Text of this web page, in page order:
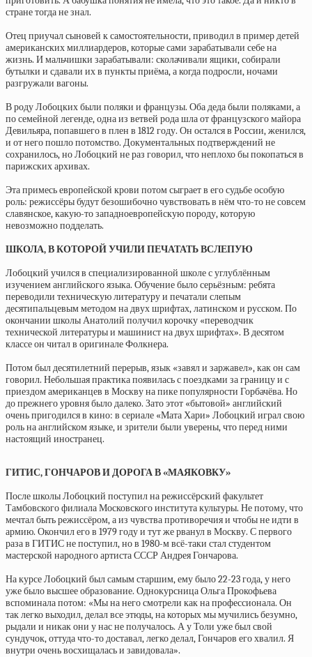
стране тогда не знал.
Отец приучал сыновей к самостоятельности, приводил в пример детей
американских миллиардеров, которые сами зарабатывали себе на
жизнь. И мальчишки зарабатывали: сколачивали ящики, собирали
бутылки и сдавали их в пункты приёма, а когда подросли, ночами
разгружали вагоны.
В роду Лобоцких были поляки и французы. Оба деда были поляками, а
по семейной легенде, одна из ветвей рода шла от французского майора
Девильяра, попавшего в плен в 1812 году. Он остался в России, женился,
и от него пошло потомство. Документальных подтверждений не
сохранилось, но Лобоцкий не раз говорил, что неплохо бы покопаться в
парижских архивах.
Эта примесь европейской крови потом сыграет в его судьбе особую
роль: режиссёры будут безошибочно чувствовать в нём что-то не совсем
славянское, какую-то западноевропейскую породу, которую
невозможно подделать.
ШКОЛА, В КОТОРОЙ УЧИЛИ ПЕЧАТАТЬ ВСЛЕПУЮ
Лобоцкий учился в специализированной школе с углублённым
изучением английского языка. Обучение было серьёзным: ребята
переводили техническую литературу и печатали слепым
десятипальцевым методом на двух шрифтах, латинском и русском. По
окончании школы Анатолий получил корочку «переводчик
технической литературы и машинист на двух шрифтах». В десятом
классе он читал в оригинале Фолкнера.
Потом был десятилетний перерыв, язык «завял и заржавел», как он сам
говорил. Небольшая практика появилась с поездками за границу и с
приездом американцев в Москву на пике популярности Горбачёва. Но
до прежнего уровня было далеко. Зато этот «бытовой» английский
очень пригодился в кино: в сериале «Мата Хари» Лобоцкий играл свою
роль на английском языке, и зрители были уверены, что перед ними
настоящий иностранец.
ГИТИС, ГОНЧАРОВ И ДОРОГА В «МАЯКОВКУ»
После школы Лобоцкий поступил на режиссёрский факультет
Тамбовского филиала Московского института культуры. Не потому, что
мечтал быть режиссёром, а из чувства противоречия и чтобы не идти в
армию. Окончил его в 1979 году и тут же рванул в Москву. С первого
раза в ГИТИС не поступил, но в 1980-м всё-таки стал студентом
мастерской народного артиста СССР Андрея Гончарова.
На курсе Лобоцкий был самым старшим, ему было 22-23 года, у него
уже было высшее образование. Однокурсница Ольга Прокофьева
вспоминала потом: «Мы на него смотрели как на профессионала. Он
так легко выходил, делал все этюды, на которых мы мучились безумно,
рыдали и никак они у нас не получалось. А у Толи уже был свой
сундучок, оттуда что-то доставал, легко делал, Гончаров его хвалил. Я
внутри очень восхищалась и завидовала».